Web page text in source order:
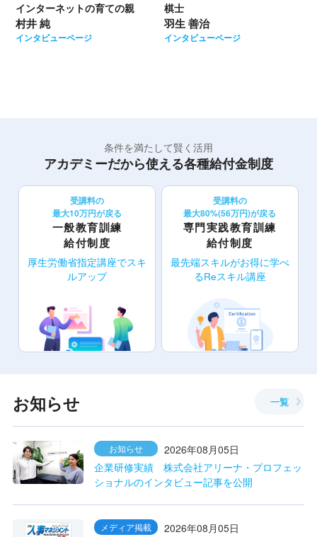
インターネットの育ての親
村井 純
インタビューページ
棋士
羽生 善治
インタビューページ
条件を満たして賢く活用
アカデミーだから使える各種給付金制度
受講料の
最大10万円が戻る
一般教育訓練
給付制度
厚生労働省指定講座でスキ
ルアップ
受講料の
最大80%(56万円)が戻る
専門実践教育訓練
給付制度
最先端スキルがお得に学べ
るReスキル講座
お知らせ 一覧
お知らせ
2026年08月05日
企業研修実績 株式会社アリーナ・プロフェッ
ショナルのインタビュー記事を公開
メディア掲載
2026年08月05日